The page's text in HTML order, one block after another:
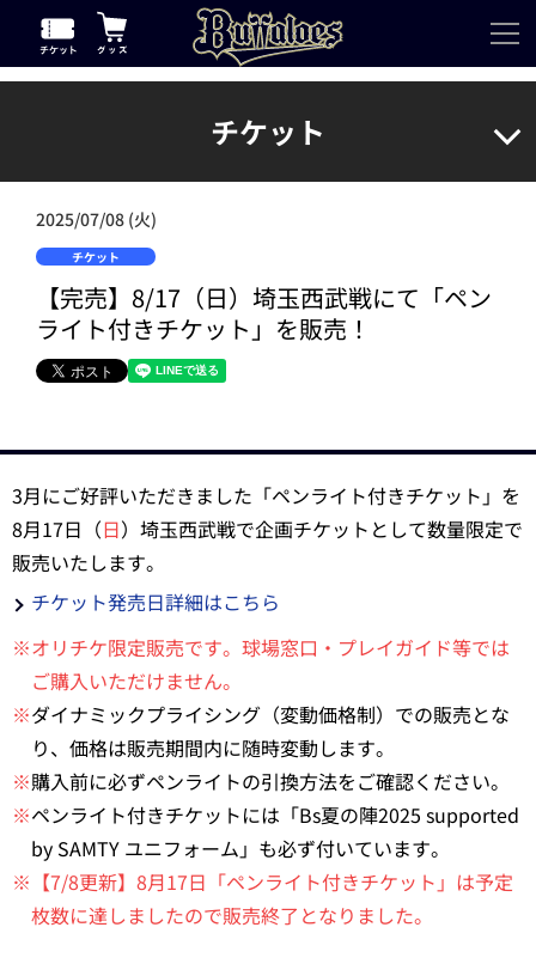
チケット
2025/07/08 (火)
チケット
【完売】8/17（日）埼玉西武戦にて「ペン
ライト付きチケット」を販売！
3月にご好評いただきました「ペンライト付きチケット」を
8月17日（日）埼玉西武戦で企画チケットとして数量限定で
販売いたします。
チケット発売日詳細はこちら
※オリチケ限定販売です。球場窓口・プレイガイド等では
ご購入いただけません。
※ダイナミックプライシング（変動価格制）での販売とな
り、価格は販売期間内に随時変動します。
※購入前に必ずペンライトの引換方法をご確認ください。
※ペンライト付きチケットには「Bs夏の陣2025 supported
by SAMTY ユニフォーム」も必ず付いています。
※【7/8更新】8月17日「ペンライト付きチケット」は予定
枚数に達しましたので販売終了となりました。